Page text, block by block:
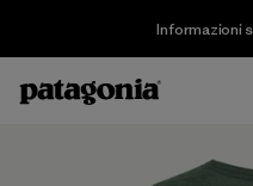
Informazioni